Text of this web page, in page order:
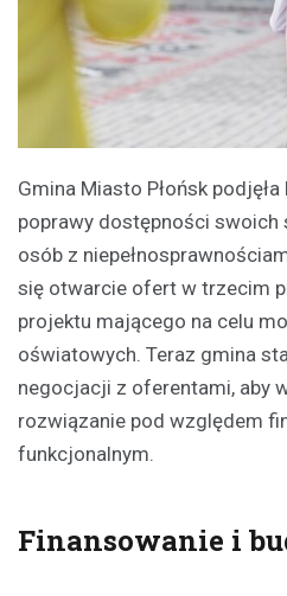
Gmina Miasto Płońsk
poprawy dostępności swoich
osób z
się otwarcie ofert w trzecim
projektu mającego na celu
oświatowych. Teraz gmina
negocjacji z oferentami, aby
rozwiązanie pod względem
funkcjonalnym.
Finansowanie i